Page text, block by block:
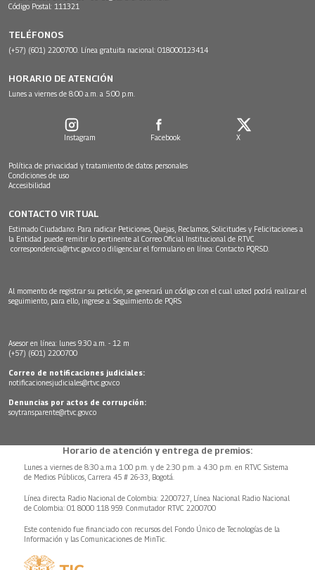
Código Postal: 111321
TELÉFONOS
(+57) (601) 2200700. Línea gratuita nacional: 018000123414
HORARIO DE ATENCIÓN
Lunes a viernes de 8:00 a.m. a 5:00 p.m.
Instagram Facebook X
Política de privacidad y tratamiento de datos personales
Condiciones de uso
Accesibilidad
CONTACTO VIRTUAL
Estimado Ciudadano: Para radicar Peticiones, Quejas, Reclamos, Solicitudes y Felicitaciones a
la Entidad puede remitir lo pertinente al Correo Oficial Institucional de RTVC
correspondencia@rtvc.gov.co o diligenciar el formulario en línea: Contacto PQRSD.
Al momento de registrar su petición, se generará un código con el cual usted podrá realizar el
seguimiento, para ello, ingrese a: Seguimiento de PQRS
Asesor en línea: lunes 9:30 a.m. - 12 m
(+57) (601) 2200700
Correo de notificaciones judiciales:
notificacionesjudiciales@rtvc.gov.co
Denuncias por actos de corrupción:
soytransparente@rtvc.gov.co
Horario de atención y entrega de premios:
Lunes a viernes de 8:30 a.m.a 1:00 p.m. y de 2:30 p.m. a 4:30 p.m. en RTVC Sistema
de Medios Públicos, Carrera 45 # 26-33, Bogotá.
Línea directa Radio Nacional de Colombia: 2200727, Línea Nacional Radio Nacional
de Colombia: 01 8000 118 959. Conmutador RTVC 2200700
Este contenido fue financiado con recursos del Fondo Único de Tecnologías de la
Información y las Comunicaciones de MinTic.